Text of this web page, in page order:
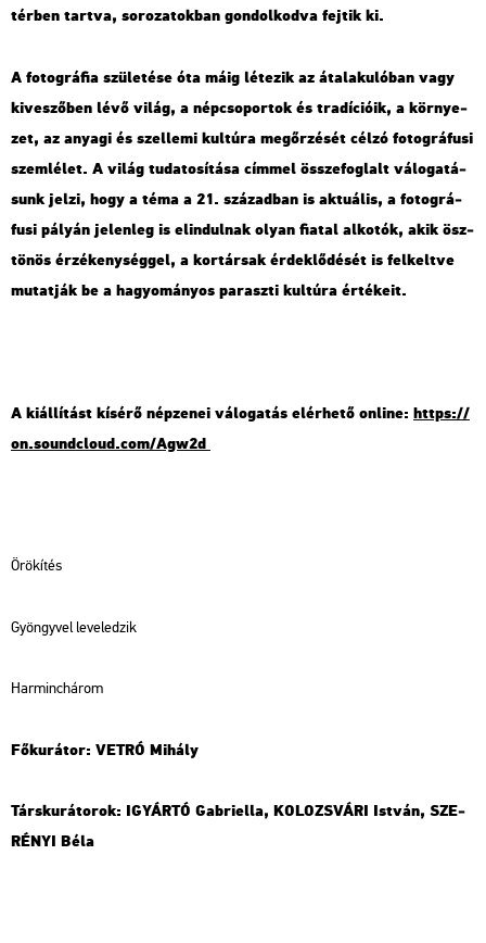
tér­ben tart­va, so­ro­za­tok­ban gon­dol­kod­va fej­tik ki.
A fo­tog­rá­fia szü­le­té­se óta máig lé­te­zik az át­ala­ku­ló­ban vagy
ki­ve­sző­ben lévő világ, a nép­cso­por­tok és tra­dí­ci­ó­ik, a kör­nye­
zet, az anya­gi és szel­le­mi kul­tú­ra meg­őr­zé­sét célzó fo­tog­rá­fu­si
szem­lé­let. A világ tu­da­to­sí­tá­sa cím­mel össze­fog­lalt vá­lo­ga­tá­
sunk jelzi, hogy a téma a 21. szá­zad­ban is ak­tu­á­lis, a fo­tog­rá­
fu­si pá­lyán je­len­leg is el­in­dul­nak olyan fi­a­tal al­ko­tók, akik ösz­
tö­nös ér­zé­keny­ség­gel, a kor­tár­sak ér­dek­lő­dé­sét is fel­kelt­ve
mu­tat­ják be a ha­gyo­má­nyos pa­rasz­ti kul­tú­ra ér­té­ke­it.
A ki­ál­lí­tást kí­sé­rő nép­ze­nei vá­lo­ga­tás el­ér­he­tő on­line: https://​
on.​so­und­c­lo­ud.​com/​Agw2d
Örö­kí­tés
Gyöngy­vel le­ve­le­dzik
Har­minc­há­rom
Fő­ku­rá­tor: VETRÓ Mi­hály
Társ­ku­rá­to­rok: IGYÁR­TÓ Gab­ri­el­la, KO­LOZS­VÁ­RI Ist­ván, SZE­
RÉ­NYI Béla